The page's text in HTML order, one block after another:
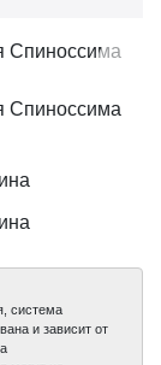
система
и зависит от